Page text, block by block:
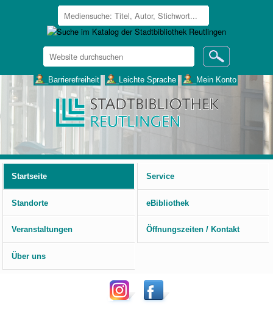
Website
durchsuchen
___Barrierefreiheit ___Leichte Sprache ___Mein Konto
Startseite
Service
Standorte eBibliothek
Veranstaltungen Öffnungszeiten / Kontakt
Über uns